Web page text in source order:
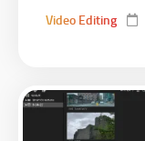
Video Editing